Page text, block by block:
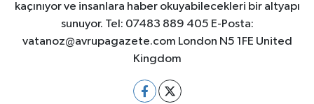
kaçınıyor ve insanlara haber okuyabilecekleri bir altyapı
sunuyor. Tel: 07483 889 405 E-Posta:
vatanoz@avrupagazete.com London N5 1FE United
Kingdom